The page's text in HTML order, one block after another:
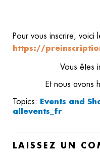
Pour vous inscrire, voici
https://
Vous êtes
Et nous avons
Topics: Events and
allevents_fr
LAISSEZ UN